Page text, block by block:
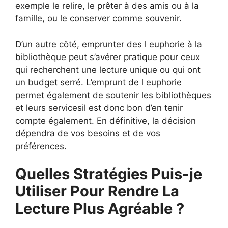
exemple le relire, le prêter à des amis ou à la
famille, ou le conserver comme souvenir.
D’un autre côté, emprunter des l euphorie à la
bibliothèque peut s’avérer pratique pour ceux
qui recherchent une lecture unique ou qui ont
un budget serré. L’emprunt de l euphorie
permet également de soutenir les bibliothèques
et leurs servicesil est donc bon d’en tenir
compte également. En définitive, la décision
dépendra de vos besoins et de vos
préférences.
Quelles Stratégies Puis-je
Utiliser Pour Rendre La
Lecture Plus Agréable ?